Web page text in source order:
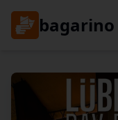
bagarino